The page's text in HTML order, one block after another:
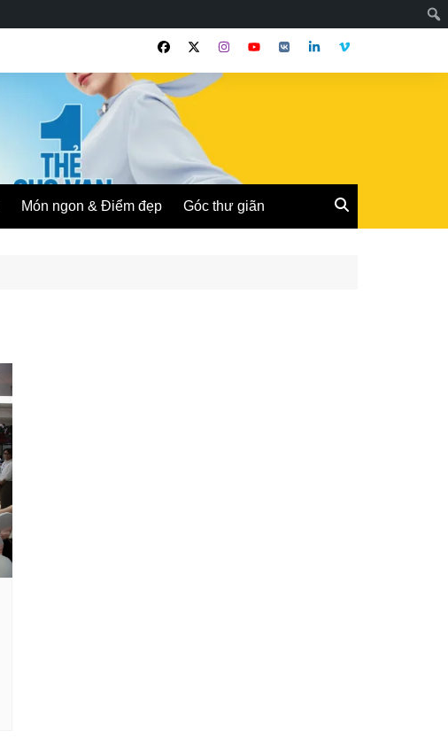
Món ngon & Điểm đẹp Góc thư giãn